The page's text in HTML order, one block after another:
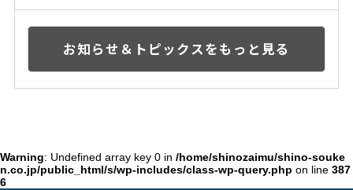
お知らせ＆トピックスをもっと見る
Warning: Undefined array key 0 in /home/shinozaimu/shino-souke
n.co.jp/public_html/s/wp-includes/class-wp-query.php on line 387
6